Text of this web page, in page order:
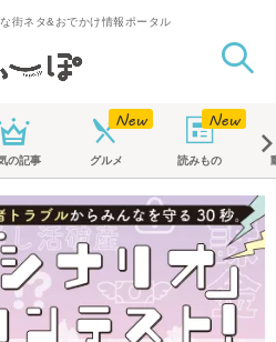
街ネタ&おでかけ情報ポータル
の記事 グルメ 読みもの